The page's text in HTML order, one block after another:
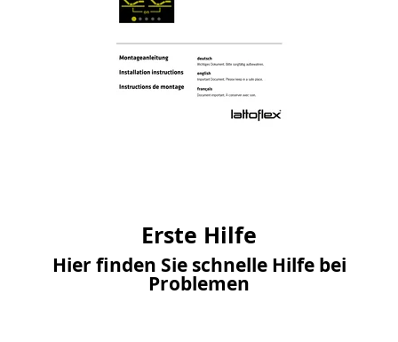
Erste Hilfe
Hier finden Sie schnelle Hilfe bei
Problemen